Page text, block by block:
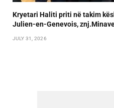
Kryetari Haliti priti në takim
Julien-en-Genevois,
JULY 31, 2026